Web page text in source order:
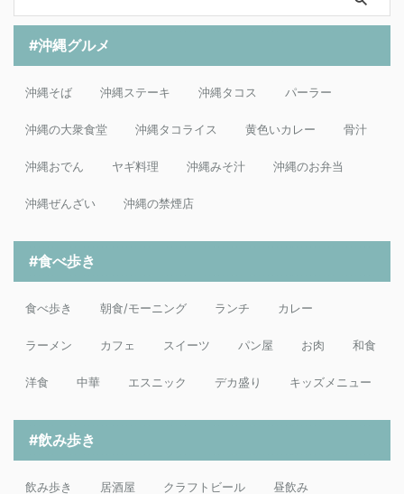
#沖縄グルメ
沖縄そば 沖縄ステーキ 沖縄タコス パーラー
沖縄の大衆食堂 沖縄タコライス 黄色いカレー 骨汁
沖縄おでん ヤギ料理 沖縄みそ汁 沖縄のお弁当
沖縄ぜんざい 沖縄の禁煙店
#食べ歩き
食べ歩き 朝食/モーニング ランチ カレー
ラーメン カフェ スイーツ パン屋 お肉 和食
洋食 中華 エスニック デカ盛り キッズメニュー
#飲み歩き
飲み歩き 居酒屋 クラフトビール 昼飲み